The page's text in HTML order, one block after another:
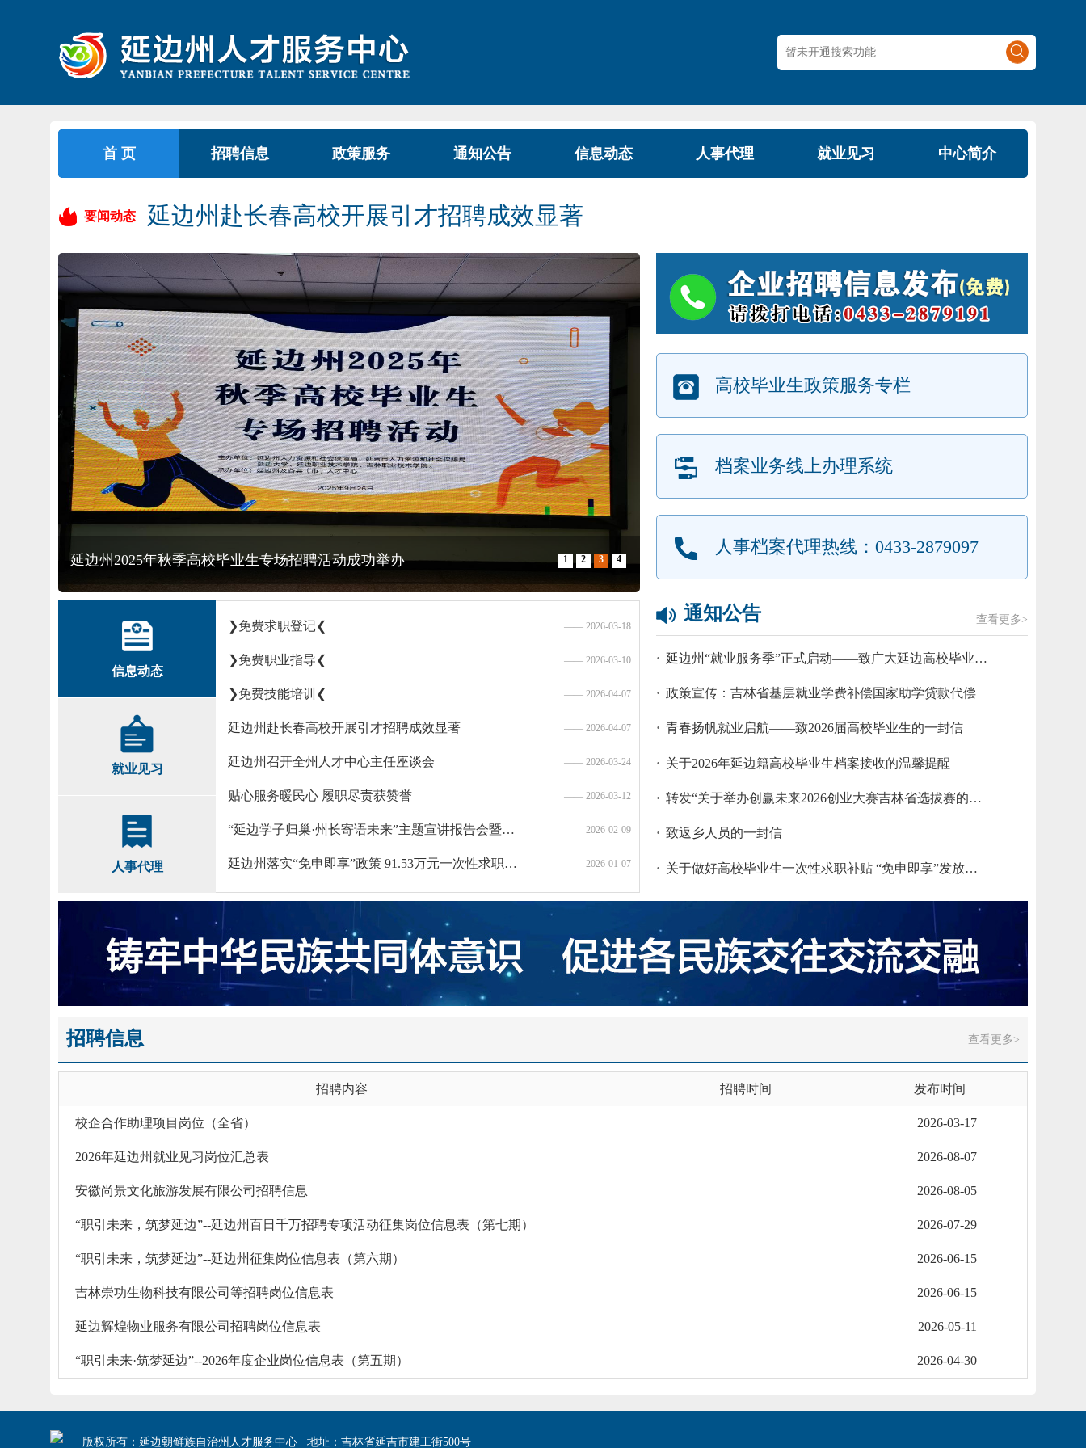
首 页 招聘信息 政策服务 通知公告 信息动态 人事代理 就业见习 中心简介
要闻动态 延边州赴长春高校开展引才招聘成效显著
1 2 3 4
延边州2025年秋季高校毕业生专场招聘活动成功举办
高校毕业生政策服务专栏
档案业务线上办理系统
人事档案代理热线：0433-2879097
信息动态
就业见习
人事代理
❯免费求职登记❮ 2026-03-18
❯免费职业指导❮ 2026-03-10
❯免费技能培训❮ 2026-04-07
延边州赴长春高校开展引才招聘成效显著 2026-04-07
延边州召开全州人才中心主任座谈会 2026-03-24
贴心服务暖民心 履职尽责获赞誉 2026-03-12
“延边学子归巢·州长寄语未来”主题宣讲报告会暨返乡大学生就业创业政策宣讲会在延举行 2026-02-09
延边州落实“免申即享”政策 91.53万元一次性求职补贴直达907名毕业生 2026-01-07
延边州招募青年就业见习人员公告 2026-03-26
2025年就业见习补贴、求职创业补贴发放情况
2024年就业见习补贴、求职创业补贴发放情况
2025年延边州就业见习岗位汇总表
吉林省就业见习补贴服务规范
吉林省就业见习管理暂行办法
州人才服务中心2023年就业见习补贴发放情况
州人才服务中心2022年就业见习补贴、求职创业补贴发放情况
通知公告 查看更多>
· 延边州“就业服务季”正式启动——致广大延边高校毕业生的一封信
· 政策宣传：吉林省基层就业学费补偿国家助学贷款代偿
· 青春扬帆就业启航——致2026届高校毕业生的一封信
· 关于2026年延边籍高校毕业生档案接收的温馨提醒
· 转发“关于举办创赢未来2026创业大赛吉林省选拔赛的公告”
· 致返乡人员的一封信
· 关于做好高校毕业生一次性求职补贴 “免申即享”发放工作的通知
· 延边朝鲜族自治州人才服务中心2024年度部门决算
招聘信息 查看更多>
招聘内容 招聘时间 发布时间
校企合作助理项目岗位（全省） 2026-03-17
2026年延边州就业见习岗位汇总表 2026-08-07
安徽尚景文化旅游发展有限公司招聘信息 2026-08-05
“职引未来，筑梦延边”--延边州百日千万招聘专项活动征集岗位信息表（第七期） 2026-07-29
“职引未来，筑梦延边”--延边州征集岗位信息表（第六期） 2026-06-15
吉林崇功生物科技有限公司等招聘岗位信息表 2026-06-15
延边辉煌物业服务有限公司招聘岗位信息表 2026-05-11
“职引未来·筑梦延边”--2026年度企业岗位信息表（第五期） 2026-04-30
版权所有：延边朝鲜族自治州人才服务中心 地址：吉林省延吉市建工街500号